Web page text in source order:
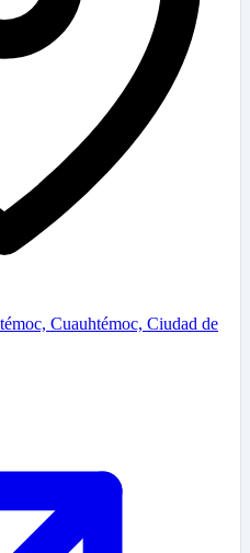
Cuauhtémoc, Ciudad de